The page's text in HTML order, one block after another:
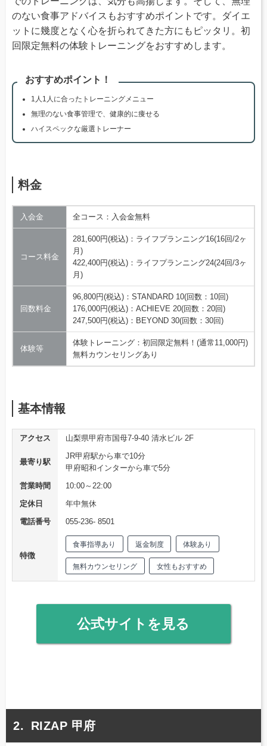
のない食事アドバイスもおすすめポイントです。ダイエ
ットに幾度となく心を折られてきた方にもピッタリ。初
回限定無料の体験トレーニングをおすすめします。
おすすめポイント！
1人1人に合ったトレーニングメニュー
無理のない食事管理で、健康的に痩せる
ハイスペックな厳選トレーナー
料金
入会金 全コース：入会金無料
コース料金
281,600円(税込)：ライフプランニング16(16回/2ヶ
月)
422,400円(税込)：ライフプランニング24(24回/3ヶ
月)
回数料金
96,800円(税込)：STANDARD 10(回数：10回)
176,000円(税込)：ACHIEVE 20(回数：20回)
247,500円(税込)：BEYOND 30(回数：30回)
体験等
体験トレーニング：初回限定無料！(通常11,000円)
無料カウンセリングあり
基本情報
アクセス 山梨県甲府市国母7-9-40 清水ビル 2F
最寄り駅
JR甲府駅から車で10分
甲府昭和インターから車で5分
営業時間
10:00～22:00
定休日
年中無休
電話番号
055-236- 8501
特徴
食事指導あり 返金制度 体験あり
無料カウンセリング 女性もおすすめ
公式サイトを見る
RIZAP 甲府